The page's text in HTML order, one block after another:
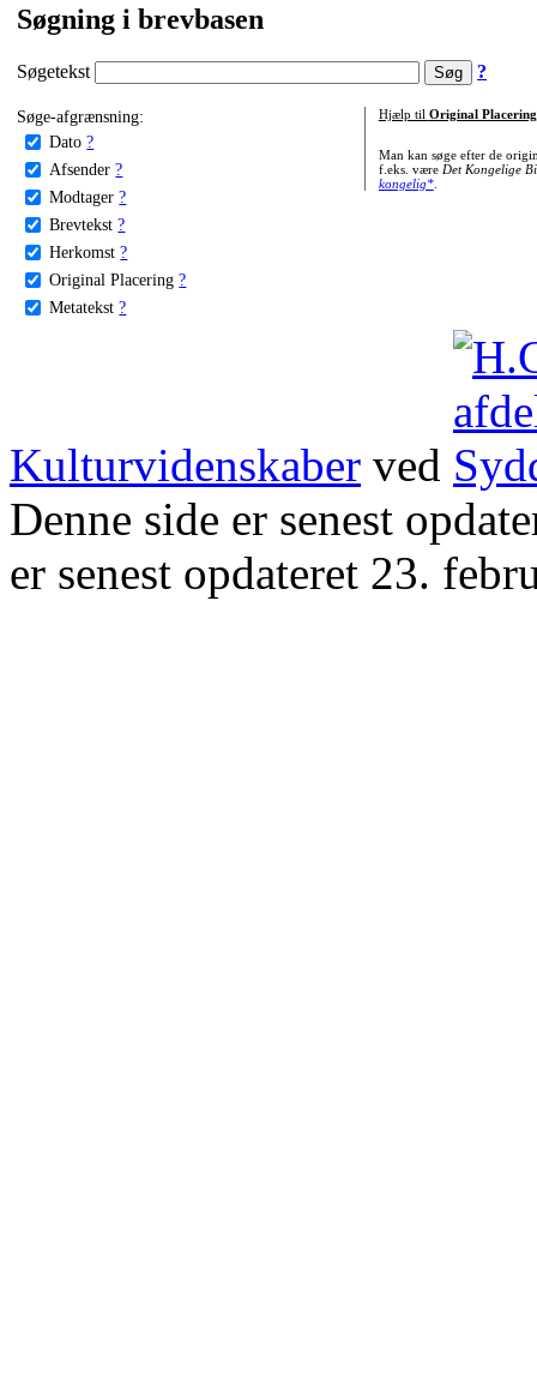
Søgning i brevbasen
Søgetekst ?
Søge-afgrænsning:
Dato ?
Afsender ?
Modtager ?
Brevtekst ?
Herkomst ?
Original Placering ?
Metatekst ?
Hjælp til Original Placering
Man kan søge efter de
f.eks. være Det Kongelige
kongelig*.
Kulturvidenskaber ved
Denne side er senest
er senest opdateret 23.